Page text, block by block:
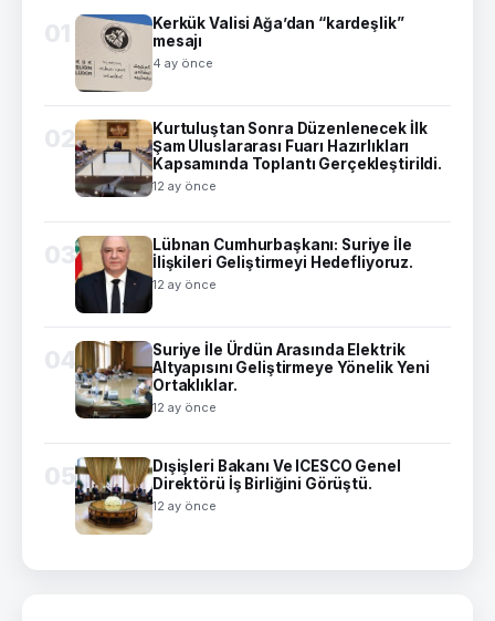
01
Kerkük Valisi Ağa’dan “kardeşlik”
mesajı
4 ay önce
02
Kurtuluştan Sonra Düzenlenecek İlk
Şam Uluslararası Fuarı Hazırlıkları
Kapsamında Toplantı Gerçekleştirildi.
12 ay önce
03
Lübnan Cumhurbaşkanı: Suriye İle
İlişkileri Geliştirmeyi Hedefliyoruz.
12 ay önce
04
Suriye İle Ürdün Arasında Elektrik
Altyapısını Geliştirmeye Yönelik Yeni
Ortaklıklar.
12 ay önce
05
Dışişleri Bakanı Ve ICESCO Genel
Direktörü İş Birliğini Görüştü.
12 ay önce